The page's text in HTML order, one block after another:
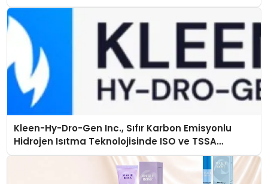
Kleen-Hy-Dro-Gen Inc., Sıfır Karbon Emisyonlu
Hidrojen Isıtma Teknolojisinde ISO ve TSSA
Düzenleyici Onaylarını Aldı